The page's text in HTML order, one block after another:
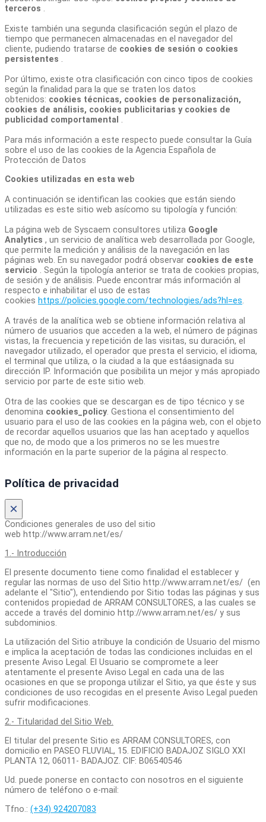
terceros .
Existe también una segunda clasificación según el plazo de
tiempo que permanecen almacenadas en el navegador del
cliente, pudiendo tratarse de cookies de sesión o cookies
persistentes .
Por último, existe otra clasificación con cinco tipos de cookies
según la finalidad para la que se traten los datos
obtenidos: cookies técnicas, cookies de personalización,
cookies de análisis, cookies publicitarias y cookies de
publicidad comportamental .
Para más información a este respecto puede consultar la Guía
sobre el uso de las cookies de la Agencia Española de
Protección de Datos
Cookies utilizadas en esta web
A continuación se identifican las cookies que están siendo
utilizadas es este sitio web asícomo su tipología y función:
La página web de Syscaem consultores utiliza Google
Analytics , un servicio de analítica web desarrollada por Google,
que permite la medición y análisis de la navegación en las
páginas web. En su navegador podrá observar cookies de este
servicio . Según la tipología anterior se trata de cookies propias,
de sesión y de análisis. Puede encontrar más información al
respecto e inhabilitar el uso de estas
cookies https://policies.google.com/technologies/ads?hl=es.
A través de la analítica web se obtiene información relativa al
número de usuarios que acceden a la web, el número de páginas
vistas, la frecuencia y repetición de las visitas, su duración, el
navegador utilizado, el operador que presta el servicio, el idioma,
el terminal que utiliza, o la ciudad a la que estáasignada su
dirección IP. Información que posibilita un mejor y más apropiado
servicio por parte de este sitio web.
Otra de las cookies que se descargan es de tipo técnico y se
denomina cookies_policy. Gestiona el consentimiento del
usuario para el uso de las cookies en la página web, con el objeto
de recordar aquellos usuarios que las han aceptado y aquellos
que no, de modo que a los primeros no se les muestre
información en la parte superior de la página al respecto.
Política de privacidad
×
Condiciones generales de uso del sitio
web http://www.arram.net/es/
1.- Introducción
El presente documento tiene como finalidad el establecer y
regular las normas de uso del Sitio http://www.arram.net/es/ (en
adelante el "Sitio"), entendiendo por Sitio todas las páginas y sus
contenidos propiedad de ARRAM CONSULTORES, a las cuales se
accede a través del dominio http://www.arram.net/es/ y sus
subdominios.
La utilización del Sitio atribuye la condición de Usuario del mismo
e implica la aceptación de todas las condiciones incluidas en el
presente Aviso Legal. El Usuario se compromete a leer
atentamente el presente Aviso Legal en cada una de las
ocasiones en que se proponga utilizar el Sitio, ya que éste y sus
condiciones de uso recogidas en el presente Aviso Legal pueden
sufrir modificaciones.
2.- Titularidad del Sitio Web.
El titular del presente Sitio es ARRAM CONSULTORES, con
domicilio en PASEO FLUVIAL, 15. EDIFICIO BADAJOZ SIGLO XXI
PLANTA 12, 06011- BADAJOZ. CIF: B06540546
Ud. puede ponerse en contacto con nosotros en el siguiente
número de teléfono o e-mail:
Tfno.: (+34) 924207083